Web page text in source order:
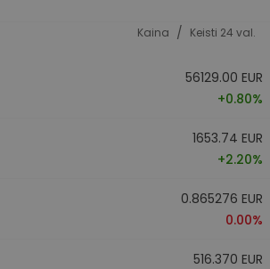
Kaina / Keisti 24 val.
56129.00 EUR
+0.80%
1653.74 EUR
+2.20%
0.865276 EUR
0.00%
516.370 EUR